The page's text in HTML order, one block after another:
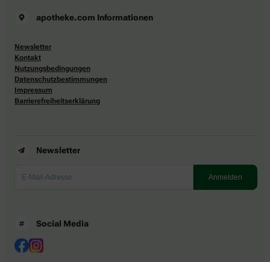
apotheke.com Informationen
Newsletter
Kontakt
Nutzungsbedingungen
Datenschutzbestimmungen
Impressum
Barrierefreiheitserklärung
Newsletter
Social Media